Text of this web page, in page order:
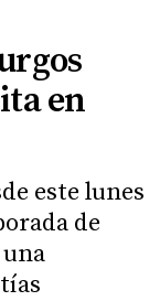
en
este lunes
de